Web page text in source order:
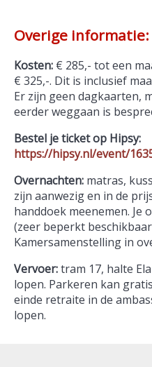
Overige informatie:
Kosten: € 285,- tot een
€ 325,-. Dit is inclusief
Er zijn geen dagkaarten,
eerder weggaan is
Bestel je ticket op Hipsy:
https://hipsy.nl/event/
Overnachten: matras,
zijn aanwezig en in de
handdoek meenemen. Je
(zeer beperkt
Kamersamenstelling in
Vervoer:tram 17, halte
lopen. Parkeren kan
einde retraite in de
lopen.